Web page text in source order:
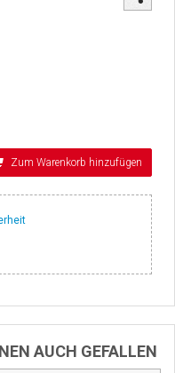
Zum Warenkorb hinzufügen
AUCH GEFALLEN